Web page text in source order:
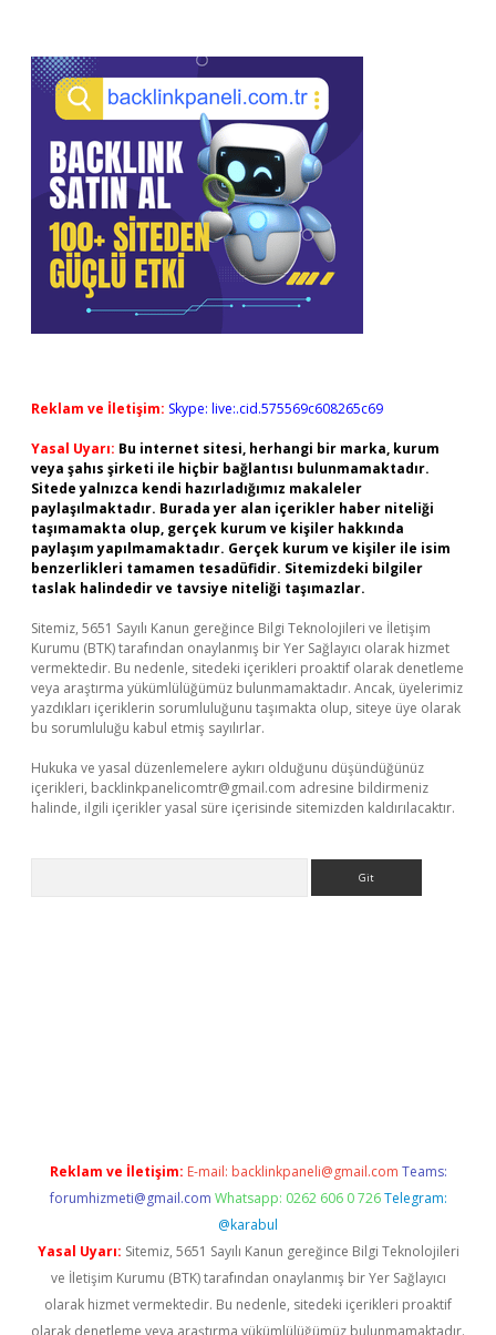
Reklam ve İletişim: Skype: live:.cid.575569c608265c69
Yasal Uyarı: Bu internet sitesi, herhangi bir marka, kurum
veya şahıs şirketi ile hiçbir bağlantısı bulunmamaktadır.
Sitede yalnızca kendi hazırladığımız makaleler
paylaşılmaktadır. Burada yer alan içerikler haber niteliği
taşımamakta olup, gerçek kurum ve kişiler hakkında
paylaşım yapılmamaktadır. Gerçek kurum ve kişiler ile isim
benzerlikleri tamamen tesadüfidir. Sitemizdeki bilgiler
taslak halindedir ve tavsiye niteliği taşımazlar.
Sitemiz, 5651 Sayılı Kanun gereğince Bilgi Teknolojileri ve İletişim
Kurumu (BTK) tarafından onaylanmış bir Yer Sağlayıcı olarak hizmet
vermektedir. Bu nedenle, sitedeki içerikleri proaktif olarak denetleme
veya araştırma yükümlülüğümüz bulunmamaktadır. Ancak, üyelerimiz
yazdıkları içeriklerin sorumluluğunu taşımakta olup, siteye üye olarak
bu sorumluluğu kabul etmiş sayılırlar.
Hukuka ve yasal düzenlemelere aykırı olduğunu düşündüğünüz
içerikleri, backlinkpanelicomtr@gmail.com adresine bildirmeniz
halinde, ilgili içerikler yasal süre içerisinde sitemizden kaldırılacaktır.
Reklam ve İletişim: E-mail: backlinkpaneli@gmail.com Teams:
forumhizmeti@gmail.com Whatsapp: 0262 606 0 726 Telegram:
@karabul
Yasal Uyarı: Sitemiz, 5651 Sayılı Kanun gereğince Bilgi Teknolojileri
ve İletişim Kurumu (BTK) tarafından onaylanmış bir Yer Sağlayıcı
olarak hizmet vermektedir. Bu nedenle, sitedeki içerikleri proaktif
olarak denetleme veya araştırma yükümlülüğümüz bulunmamaktadır.